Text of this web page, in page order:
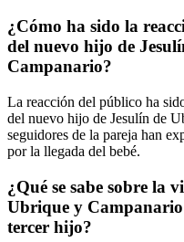
¿Cómo ha sido la
del nuevo hijo de
Campanario?
La reacción del público ha
del nuevo hijo de Jesulín de
seguidores de la pareja han
por la llegada del bebé.
¿Qué se sabe sobre la
Ubrique y Campanario
tercer hijo?